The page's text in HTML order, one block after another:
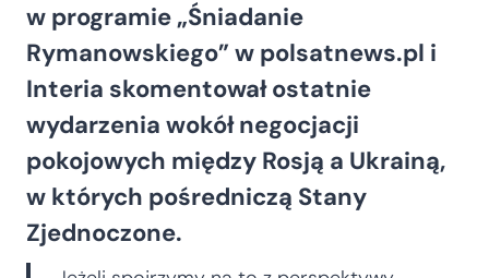
w programie „Śniadanie
Rymanowskiego” w polsatnews.pl i
Interia skomentował ostatnie
wydarzenia wokół negocjacji
pokojowych między Rosją a Ukrainą,
w których pośredniczą Stany
Zjednoczone.